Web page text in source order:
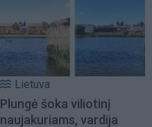
Lietuva
Plungė šoka viliotinį
naujakuriams, vardija